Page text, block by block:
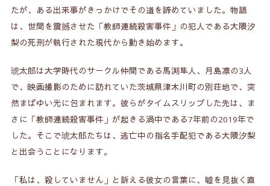
5.
6.関連記事
たが、ある出来事がきっかけでその道を諦めていました。物語
は、世間を震撼させた「教師連続殺害事件」の犯人である大隈汐
梨の死刑が執行された現代から動き始めます。
琥太郎は大学時代のサークル仲間である馬渕隼人、月島凛の3人
で、映画撮影のために訪れていた茨城県津木川町の別荘地で、突
然まばゆい光に包まれます。彼らがタイムスリップした先は、ま
さに「教師連続殺害事件」が起きる渦中である7年前の2019年で
した。そこで琥太郎たちは、逃亡中の指名手配犯である大隈汐梨
と出会うことになります。
「私は、殺していません」と訴える彼女の言葉に、嘘を見抜く直